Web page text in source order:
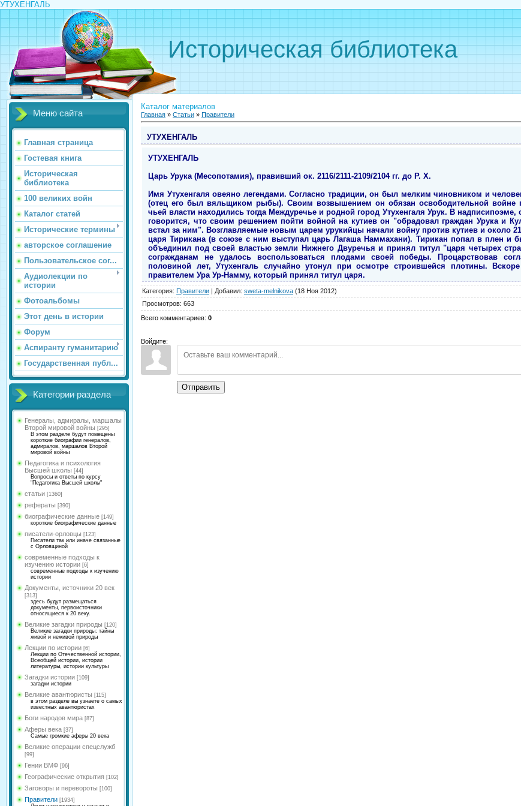
УТУХЕНГАЛЬ
Историческая библиотека
Меню сайта
Главная страница
Гостевая книга
Историческая
библиотека
100 великих войн
Каталог статей
Исторические термины
авторское соглашение
Пользовательское сог...
Аудиолекции по
истории
Фотоальбомы
Этот день в истории
Форум
Аспиранту гуманитарию
Государственная публ...
Категории раздела
Генералы, адмиралы, маршалы
Второй мировой войны [295]
В этом разделе будут помещены
короткие биографии генералов,
адмиралов, маршалов Второй
мировой войны
Педагогика и психология
Высшей школы [44]
Вопросы и ответы по курсу
"Педагогика Высшей школы"
статьи [1360]
рефераты [390]
биографические данные [149]
короткие биографические данные
писатели-орловцы [123]
Писатели так или иначе связанные
с Орловщиной
современные подходы к
изучению истории [6]
современные подходы к изучению
истории
Документы, источники 20 век
[313]
здесь будут размещаться
документы, первоисточники
относящиеся к 20 веку.
Великие загадки природы [120]
Великие загадки природы: тайны
живой и неживой природы
Лекции по истории [6]
Лекции по Отечественной истории,
Всеобщей истории, истории
литературы, истории культуры
Загадки истории [109]
загадки истории
Великие авантюристы [115]
в этом разделе вы узнаете о самых
известных авантюристах
Боги народов мира [87]
Аферы века [37]
Самые громкие аферы 20 века
Великие операции спецслужб
[99]
Гении ВМФ [96]
Географические открытия [102]
Заговоры и перевороты [100]
Правители [1934]
Каталог материалов
Главная » Статьи » Правители
УТУХЕНГАЛЬ
УТУХЕНГАЛЬ
Царь Урука (Месопотамия), правивший ок. 2116/2111-2109/2104 гг. до Р. Х.
Имя Утухенгаля овеяно легендами. Согласно традиции, он был мелким чиновником и
(отец его был вяльщиком рыбы). Своим возвышением он обязан освободительной войне
чьей власти находились тогда Междуречье и родной город Утухенгаля Урук. В надписипоэме,
говорится, что своим решением пойти войной на кутиев он "обрадовал граждан Урука и
встал за ним". Возглавляемые новым царем урукийцы начали войну против кутиев и около
царя Тирикана (в союзе с ним выступал царь Лагаша Наммахани). Тирикан попал в плен и
объединил под своей властью земли Нижнего Двуречья и принял титул "царя четырех
согражданам не удалось воспользоваться плодами своей победы. Процарствовав
половиной лет, Утухенгаль случайно утонул при осмотре строившейся плотины.
правителем Ура Ур-Намму, который принял титул царя.
Категория: Правители | Добавил: sweta-melnikova (18 Ноя 2012)
Просмотров: 663
Всего комментариев: 0
Войдите:
Отправить